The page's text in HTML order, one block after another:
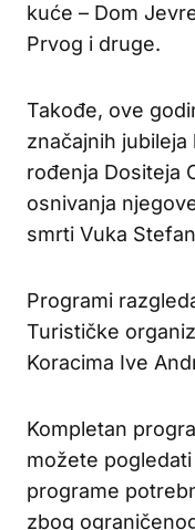
kuće – Dom
Prvog i druge.
Takođe, ove
značajnih
rođenja Dositeja
osnivanja
smrti Vuka
Programi
Turističke
Koracima Ive
Kompletan
možete pogledati
programe
zbog